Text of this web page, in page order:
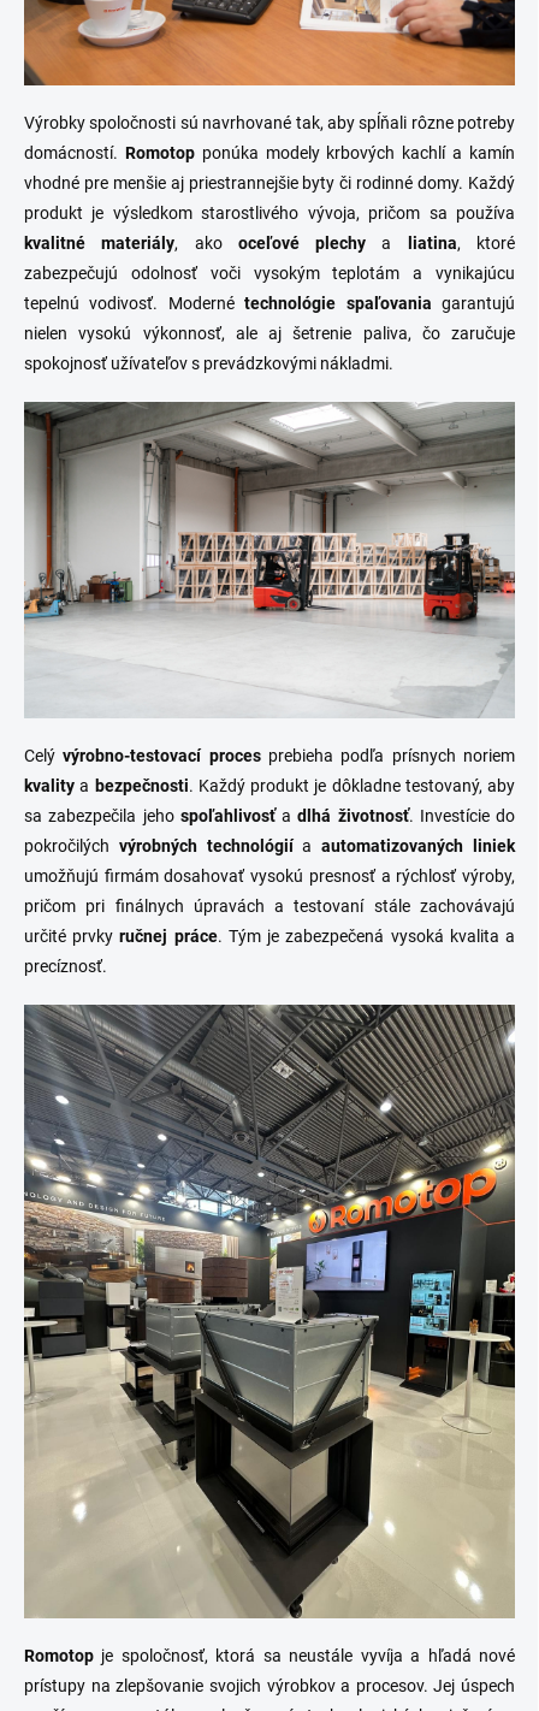
Výrobky spoločnosti sú navrhované tak, aby spĺňali rôzne potreby
domácností. Romotopponúka modely krbových kachlí a kamín
vhodné pre menšie aj priestrannejšie byty či rodinné domy. Každý
produkt je výsledkom starostlivého vývoja, pričom sa používa
kvalitné materiály, ako oceľové plechy a liatina, ktoré
zabezpečujú odolnosť voči vysokým teplotám a vynikajúcu
tepelnú vodivosť. Modernétechnológie spaľovania garantujú
nielen vysokú výkonnosť, ale aj šetrenie paliva, čo zaručuje
spokojnosť užívateľov s prevádzkovými nákladmi.
Celývýrobno-testovací procesprebieha podľa prísnych noriem
kvality a bezpečnosti. Každý produkt je dôkladne testovaný, aby
sa zabezpečila jeho spoľahlivosťadlhá životnosť. Investície do
pokročilých výrobných technológiíaautomatizovaných liniek
umožňujú firmám dosahovať vysokú presnosť a rýchlosť výroby,
pričom pri finálnych úpravách a testovaní stále zachovávajú
určité prvkyručnej práce. Tým je zabezpečená vysoká kvalita a
precíznosť.
Romotop je spoločnosť, ktorá sa neustále vyvíja a hľadá nové
prístupy na zlepšovanie svojich výrobkov a procesov. Jej úspech